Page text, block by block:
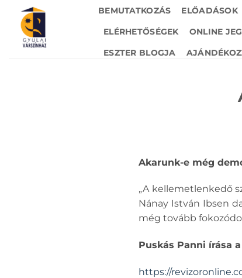
content
BEMUTATKOZÁS ELŐADÁSOK
ELÉRHETŐSÉGEK
ONLINE
ESZTER BLOGJA
Akarunk-e még
„A kellemetlenkedő
Nánay István Ibsen
még tovább
Puskás Panni írása
https://